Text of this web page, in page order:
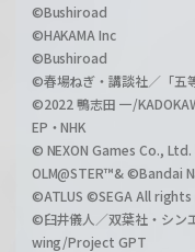
©Bushiroad
©HAKAMA Inc
©Bushiroad
©春場ねぎ・講談社／「五
©2022 鴨志田 一/
EP・NHK
© NEXON Games Co.,
OLM@STER™& ©Bandai
©ATLUS ©SEGA All
©臼井儀人／双葉社・シン
wing/Project GPT